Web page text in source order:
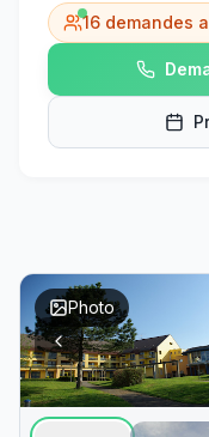
16 demandes
Photo